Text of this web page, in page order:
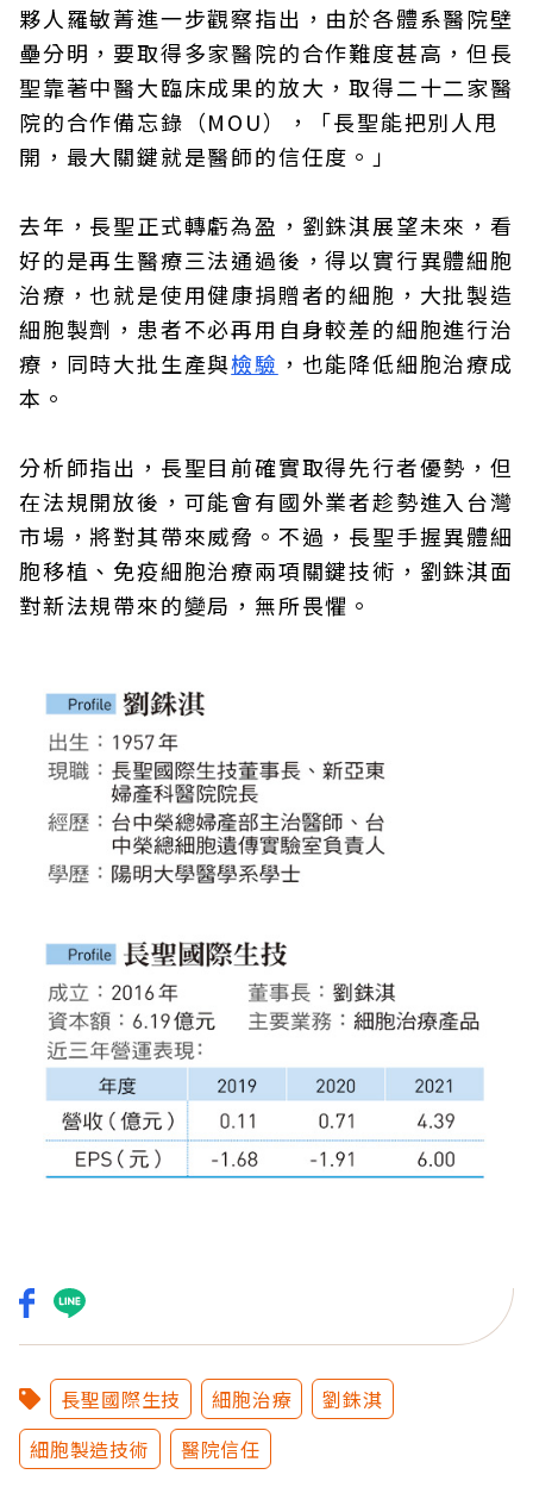
夥人羅敏菁進一步觀察指出，由於各體系醫院壁
壘分明，要取得多家醫院的合作難度甚高，但長
聖靠著中醫大臨床成果的放大，取得二十二家醫
院的合作備忘錄（MOU），「長聖能把別人甩
開，最大關鍵就是醫師的信任度。」
去年，長聖正式轉虧為盈，劉銖淇展望未來，看
好的是再生醫療三法通過後，得以實行異體細胞
治療，也就是使用健康捐贈者的細胞，大批製造
細胞製劑，患者不必再用自身較差的細胞進行治
療，同時大批生產與檢驗 ，也能降低細胞治療成
本。
分析師指出，長聖目前確實取得先行者優勢，但
在法規開放後，可能會有國外業者趁勢進入台灣
市場，將對其帶來威脅。不過，長聖手握異體細
胞移植、免疫細胞治療兩項關鍵技術，劉銖淇面
對新法規帶來的變局，無所畏懼。
長聖國際生技 細胞治療
劉銖淇
細胞製造技術
醫院信任